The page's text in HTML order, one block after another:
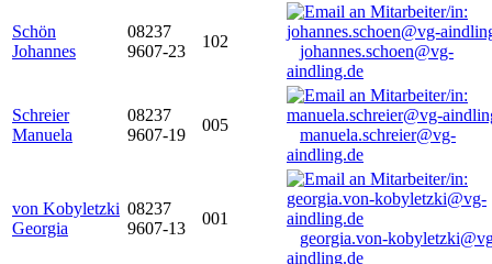
Schön
Johannes
08237
9607-23
102
johannes.schoen@vg-
aindling.de
Schreier
Manuela
08237
9607-19
005
manuela.schreier@vg-
aindling.de
von Kobyletzki
Georgia
08237
9607-13
001
georgia.von-
aindling.de